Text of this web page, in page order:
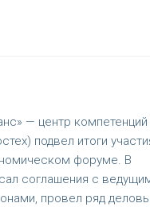
— центр компетенций
подвел итоги
форуме. В
соглашения с
провел ряд